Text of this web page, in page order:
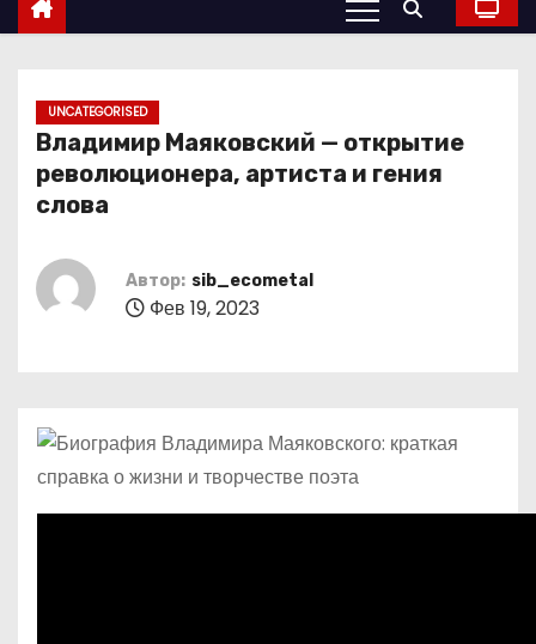
UNCATEGORISED
Владимир Маяковский — открытие
революционера, артиста и гения
слова
Автор: sib_ecometal
Фев 19, 2023